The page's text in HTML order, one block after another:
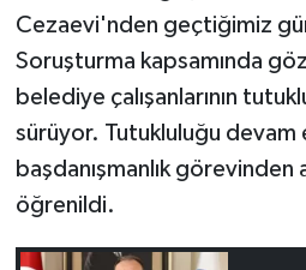
Cezaevi'nden geçtiğimiz
Soruşturma kapsamında
belediye çalışanlarının
sürüyor. Tutukluluğu devam
başdanışmanlık görevinden
öğrenildi.